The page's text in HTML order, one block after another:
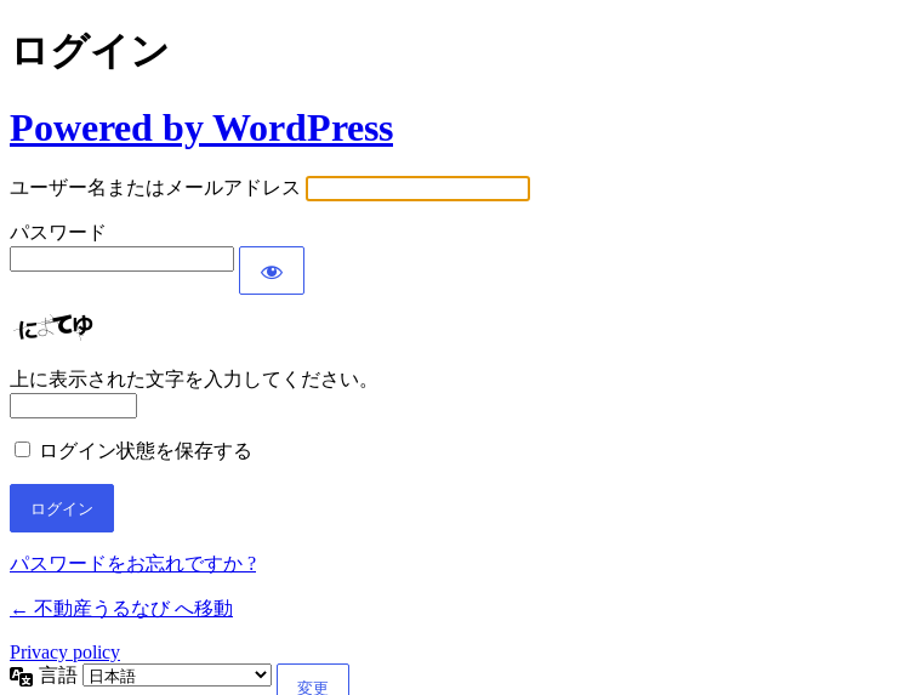
ログイン
Powered by WordPress
ユーザー名またはメールアドレス
パスワード
上に表示された文字を入力してください。
ログイン状態を保存する
パスワードをお忘れですか ?
← 不動産うるなび へ移動
Privacy policy
言語